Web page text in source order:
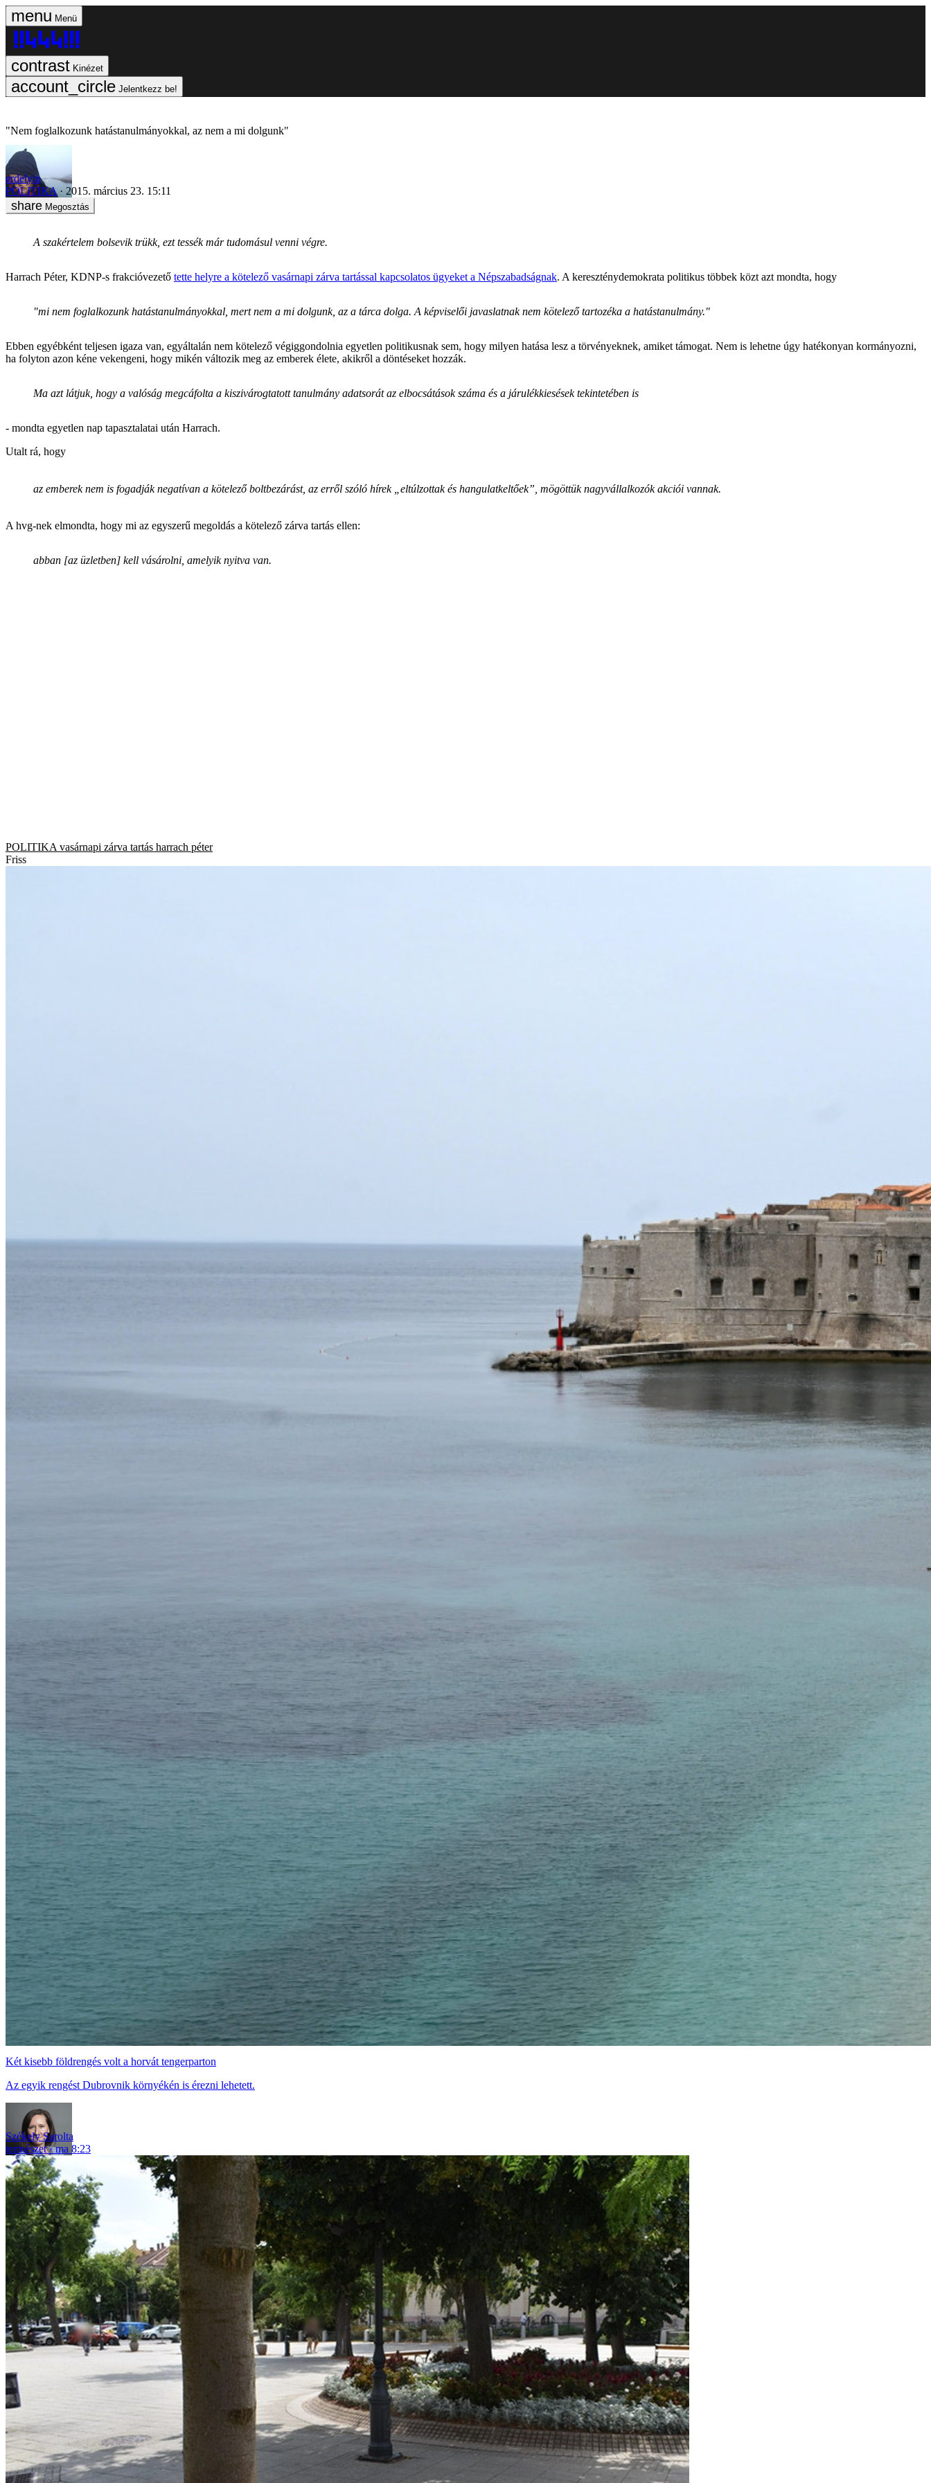
Menü
Kinézet
Jelentkezz be!
"Nem foglalkozunk hatástanulmányokkal, az nem a mi dolgunk"
erdelyip
POLITIKA
2015. március 23. 15:11
Megosztás
A szakértelem bolsevik trükk, ezt tessék már tudomásul venni végre.
Harrach Péter, KDNP-s frakcióvezető tette helyre a kötelező vasárnapi zárva tartással kapcsolatos ügyeket a Népszabadságnak. A kereszténydemokrata politikus többek közt azt mondta, hogy
"mi nem foglalkozunk hatástanulmányokkal, mert nem a mi dolgunk, az a tárca dolga. A képviselői javaslatnak nem kötelező tartozéka a hatástanulmány."
Ebben egyébként teljesen igaza van, egyáltalán nem kötelező végiggondolnia egyetlen politikusnak sem, hogy milyen hatása lesz a törvényeknek, amiket támogat. Nem is lehetne úgy hatékonyan kormányozni,
ha folyton azon kéne vekengeni, hogy mikén változik meg az emberek élete, akikről a döntéseket hozzák.
Ma azt látjuk, hogy a valóság megcáfolta a kiszivárogtatott tanulmány adatsorát az elbocsátások száma és a járulékkiesések tekintetében is
- mondta egyetlen nap tapasztalatai után Harrach.
Utalt rá, hogy
az emberek nem is fogadják negatívan a kötelező boltbezárást, az erről szóló hírek „eltúlzottak és hangulatkeltőek”, mögöttüknagyvállalkozók akciói vannak.
A hvg-nek elmondta, hogy mi az egyszerű megoldás a kötelező zárva tartás ellen:
abban [az üzletben] kell vásárolni, amelyik nyitva van.
POLITIKA vasárnapi zárva tartás harrach péter
Friss
Két kisebb földrengés volt a horvát tengerparton
Az egyik rengést Dubrovnik környékén is érezni lehetett.
Székely Sarolta
természet
ma 8:23